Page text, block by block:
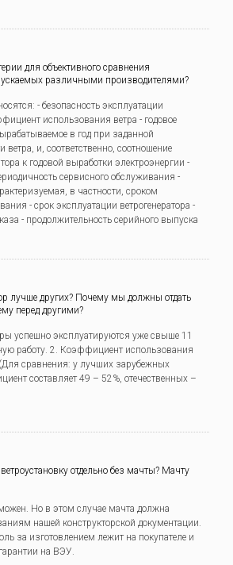
для объективного сравнения
различными производителями?
- безопасность эксплуатации
использования ветра - годовое
в год при заданной
ветра, и, соответственно, соотношение
к годовой выработки электроэнергии -
сервисного обслуживания -
в частности, сроком
- срок эксплуатации ветрогенератора -
- продолжительность серийного выпуска
лучше других? Почему мы должны отдать
перед другими?
успешно эксплуатируются уже свыше 11
работу. 2. Коэффициент использования
(Для сравнения: у лучших зарубежных
составляет 49 – 52%, отечественных –
отдельно без мачты? Мачту
Но в этом случае мачта должна
нашей конструкторской документации.
за изготовлением лежит на покупателе и
на ВЭУ.